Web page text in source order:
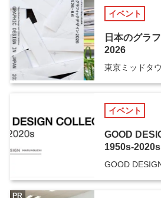
イベント
日本のグラ
2026
東京ミッドタ
イベント
GOOD
1950s-2020s
GOOD
PR